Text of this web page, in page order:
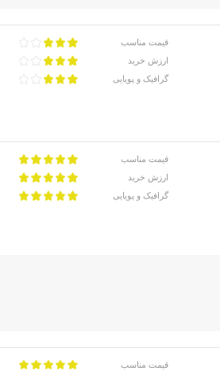
قیمت مناسب
ارزش خرید
گرافیک و پویایی
قیمت مناسب
ارزش خرید
گرافیک و پویایی
قیمت مناسب